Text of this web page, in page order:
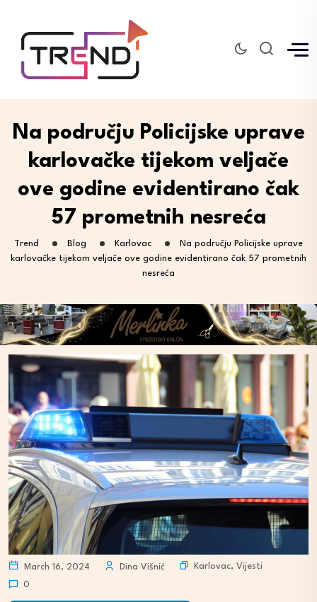
Na području Policijske uprave
karlovačke tijekom veljače
ove godine evidentirano čak
57 prometnih nesreća
Trend Blog Karlovac
Na području Policijske uprave
karlovačke tijekom veljače ove godine evidentirano čak 57 prometnih
nesreća
March 16, 2024 Dina Višnić Karlovac, Vijesti
0